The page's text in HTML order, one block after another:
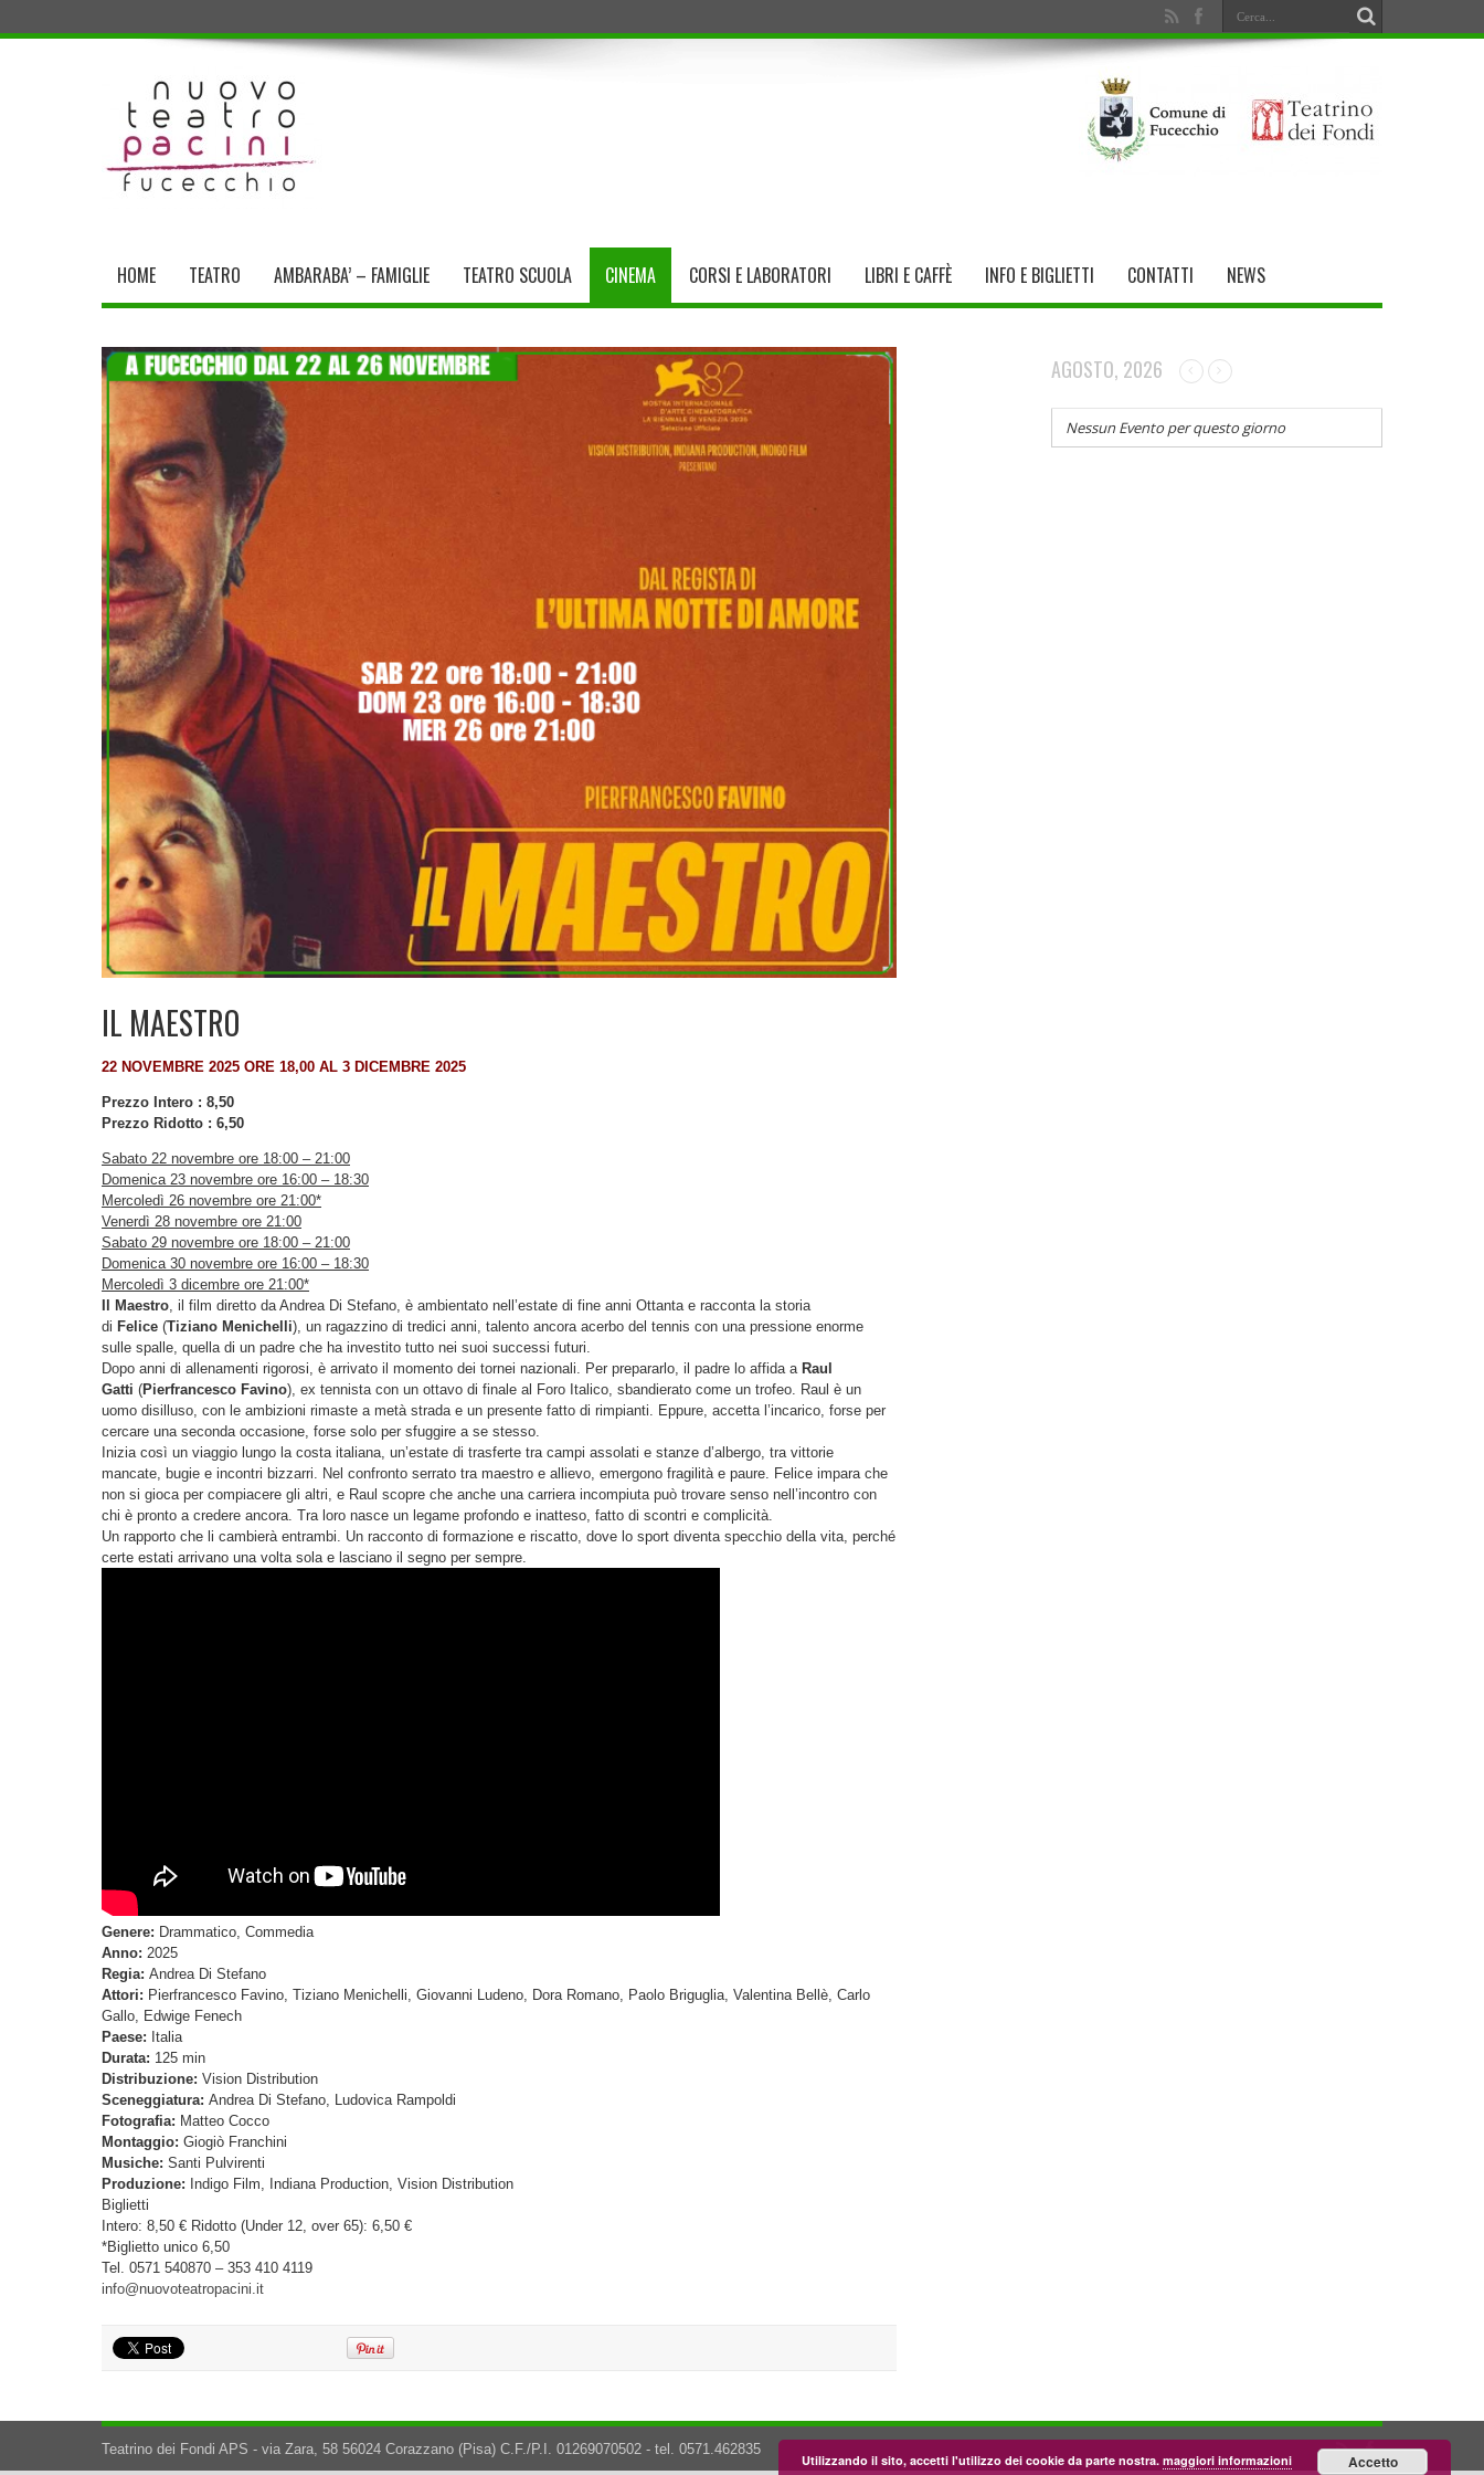
HOME TEATRO AMBARABA’ – FAMIGLIE TEATRO SCUOLA CINEMA CORSI E LABORATORI LIBRI E CAFFÈ INFO E BIGLIETTI CONTATTI NEWS
IL MAESTRO
22 NOVEMBRE 2025 ORE 18,00 AL 3 DICEMBRE 2025
Prezzo Intero : 8,50
Prezzo Ridotto : 6,50
Sabato 22 novembre ore 18:00 – 21:00
Domenica 23 novembre ore 16:00 – 18:30
Mercoledì 26 novembre ore 21:00*
Venerdì 28 novembre ore 21:00
Sabato 29 novembre ore 18:00 – 21:00
Domenica 30 novembre ore 16:00 – 18:30
Mercoledì 3 dicembre ore 21:00*
Il Maestro, il film diretto da Andrea Di Stefano, è ambientato nell’estate di fine anni Ottanta e racconta la storia
di Felice (Tiziano Menichelli), un ragazzino di tredici anni, talento ancora acerbo del tennis con una pressione enorme
sulle spalle, quella di un padre che ha investito tutto nei suoi successi futuri.
Dopo anni di allenamenti rigorosi, è arrivato il momento dei tornei nazionali. Per prepararlo, il padre lo affida a Raul
Gatti (Pierfrancesco Favino), ex tennista con un ottavo di finale al Foro Italico, sbandierato come un trofeo. Raul è un
uomo disilluso, con le ambizioni rimaste a metà strada e un presente fatto di rimpianti. Eppure, accetta l’incarico, forse per
cercare una seconda occasione, forse solo per sfuggire a se stesso.
Inizia così un viaggio lungo la costa italiana, un’estate di trasferte tra campi assolati e stanze d’albergo, tra vittorie
mancate, bugie e incontri bizzarri. Nel confronto serrato tra maestro e allievo, emergono fragilità e paure. Felice impara che
non si gioca per compiacere gli altri, e Raul scopre che anche una carriera incompiuta può trovare senso nell’incontro con
chi è pronto a credere ancora. Tra loro nasce un legame profondo e inatteso, fatto di scontri e complicità.
Un rapporto che li cambierà entrambi. Un racconto di formazione e riscatto, dove lo sport diventa specchio della vita, perché
certe estati arrivano una volta sola e lasciano il segno per sempre.
Genere: Drammatico, Commedia
Anno: 2025
Regia: Andrea Di Stefano
Attori: Pierfrancesco Favino, Tiziano Menichelli, Giovanni Ludeno, Dora Romano, Paolo Briguglia, Valentina Bellè, Carlo
Gallo, Edwige Fenech
Paese: Italia
Durata: 125 min
Distribuzione: Vision Distribution
Sceneggiatura: Andrea Di Stefano, Ludovica Rampoldi
Fotografia: Matteo Cocco
Montaggio: Giogiò Franchini
Musiche: Santi Pulvirenti
Produzione: Indigo Film, Indiana Production, Vision Distribution
Biglietti
Intero: 8,50 € Ridotto (Under 12, over 65): 6,50 €
*Biglietto unico 6,50
Tel. 0571 540870 – 353 410 4119
info@nuovoteatropacini.it
AGOSTO, 2026
Nessun Evento per questo giorno
Teatrino dei Fondi APS - via Zara, 58 56024 Corazzano (Pisa) C.F./P.I. 01269070502 - tel. 0571.462835
Utilizzando il sito, accetti l'utilizzo dei cookie da parte nostra. maggiori informazioni Accetto